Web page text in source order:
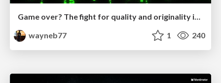
Game over? The fight for quality and originality in the time of robots
wayneb77
1 240